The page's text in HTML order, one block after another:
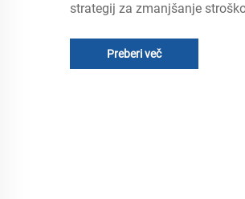
strategij za zmanjšanje
kakovostni nadzor. Pridobite
Preberi več